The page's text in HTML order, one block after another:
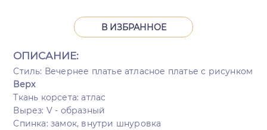
В ИЗБРАННОЕ
ОПИСАНИЕ:
Стиль: Вечернее платье атласное платье с рисунком
Верх
Ткань корсета: атлас
Вырез: V - образный
Спинка: замок, внутри шнуровка